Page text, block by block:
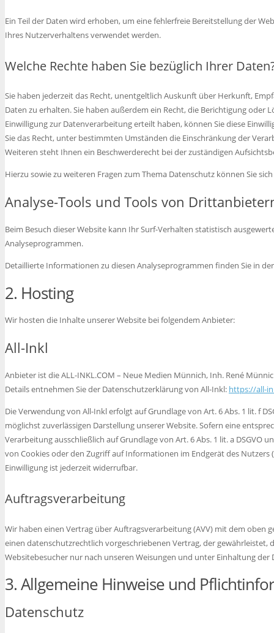
Ein Teil der Daten wird erhoben, um eine fehlerfreie Bereitstellung der
Ihres Nutzerverhaltens verwendet werden.
Welche Rechte haben Sie bezüglich Ihrer
Sie haben jederzeit das Recht, unentgeltlich Auskunft über Herkunft,
Daten zu erhalten. Sie haben außerdem ein Recht, die Berichtigung oder
Einwilligung zur Datenverarbeitung erteilt haben, können Sie diese
Sie das Recht, unter bestimmten Umständen die Einschränkung der
Weiteren steht Ihnen ein Beschwerderecht bei der zuständigen
Hierzu sowie zu weiteren Fragen zum Thema Datenschutz können Sie
Analyse-Tools und Tools von
Beim Besuch dieser Website kann Ihr Surf-Verhalten statistisch
Analyseprogrammen.
Detaillierte Informationen zu diesen Analyseprogrammen finden Sie in
2. Hosting
Wir hosten die Inhalte unserer Website bei folgendem Anbieter:
All-Inkl
Anbieter ist die ALL-INKL.COM – Neue Medien Münnich, Inh. René
Details entnehmen Sie der Datenschutzerklärung von All-Inkl: https://all-
Die Verwendung von All-Inkl erfolgt auf Grundlage von Art. 6 Abs. 1 lit. f
möglichst zuverlässigen Darstellung unserer Website. Sofern eine
Verarbeitung ausschließlich auf Grundlage von Art. 6 Abs. 1 lit. a DSGVO
von Cookies oder den Zugriff auf Informationen im Endgerät des Nutzers
Einwilligung ist jederzeit widerrufbar.
Auftragsverarbeitung
Wir haben einen Vertrag über Auftragsverarbeitung (AVV) mit dem oben
einen datenschutzrechtlich vorgeschriebenen Vertrag, der gewährleistet,
Websitebesucher nur nach unseren Weisungen und unter Einhaltung der
3. Allgemeine Hinweise und
Datenschutz